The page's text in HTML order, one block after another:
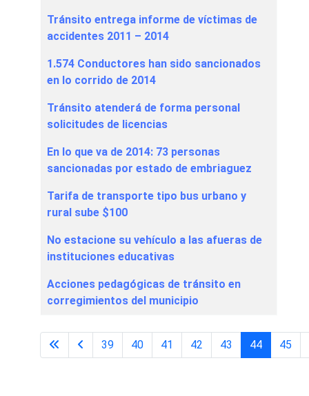
Tránsito entrega informe de víctimas de
accidentes 2011 – 2014
1.574 Conductores han sido sancionados
en lo corrido de 2014
Tránsito atenderá de forma personal
solicitudes de licencias
En lo que va de 2014: 73 personas
sancionadas por estado de embriaguez
Tarifa de transporte tipo bus urbano y
rural sube $100
No estacione su vehículo a las afueras de
instituciones educativas
Acciones pedagógicas de tránsito en
corregimientos del municipio
Página 44 de 48
39 40 41 42 43 44 45